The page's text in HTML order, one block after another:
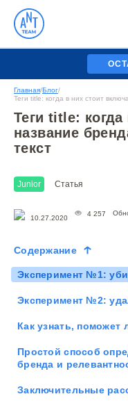
Главная/Блог/
Теги title: когда в них стоит
Теги title:
название
текст
Junior Статья
10.27.2020
4 257
Содержание
Эксперимент №1:
Эксперимент №2:
Как узнать, поможет
Простой способ
бренда и
Заключительные